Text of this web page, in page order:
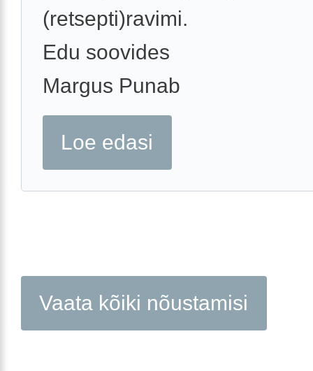
(retsepti)ravimi.
Edu soovides
Margus Punab
Loe edasi
Vaata kõiki nõustamisi